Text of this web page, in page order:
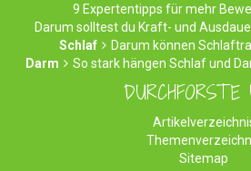
9 Expertentipps für mehr
Darum solltest du Kraft- und
Schlaf
Darum können
Darm
So stark hängen Schlaf und
DURCHFORSTE
Sitemap